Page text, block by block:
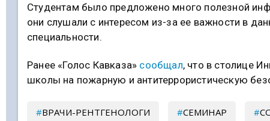
Студентам было предложено много полезной
они слушали с интересом из-за ее важности в
специальности.
Ранее «Голос Кавказа» сообщал, что в столице
школы на пожарную и антитеррористическую
ВРАЧИ-РЕНТГЕНОЛОГИ СЕМИНАР